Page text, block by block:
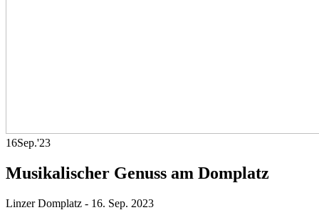
16Sep.'23
Musikalischer Genuss am Domplatz
Linzer Domplatz - 16. Sep. 2023